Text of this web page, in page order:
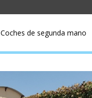
Coches de segunda mano